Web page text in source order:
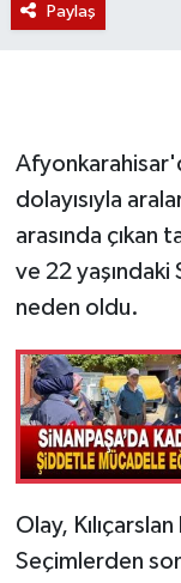
Paylaş
dolayısıyla
arasında çıkan
ve 22 yaşındaki
neden oldu.
Olay,
Seçimlerden